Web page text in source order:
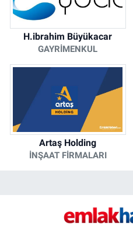
H.ibrahim Büyükacar
GAYRIMENKUL
Artaş Holding
İNŞAAT FIRMALARI